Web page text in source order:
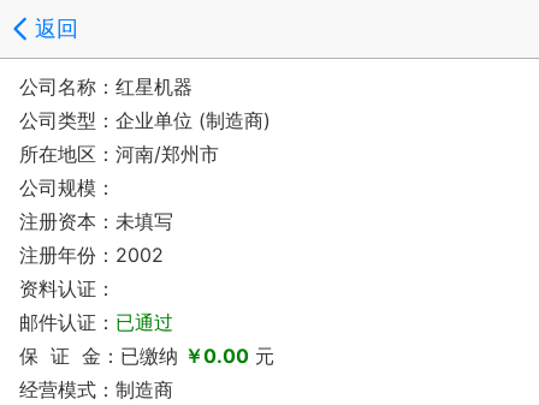
返回
公司名称：红星机器
公司类型：企业单位 (制造商)
所在地区：河南/郑州市
公司规模：
注册资本：未填写
注册年份：2002
资料认证：
邮件认证： 已通过
保 证 金：已缴纳 ￥0.00 元
经营模式：制造商